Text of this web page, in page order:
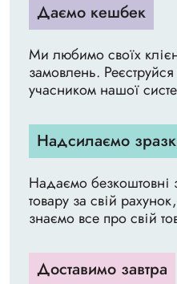
Даємо кешбек
Ми любимо своїх
замовлень.
учасником нашої
Надсилаємо
Надаємо безкоштовні
товару за свій
знаємо все про свій
Доставимо завтра